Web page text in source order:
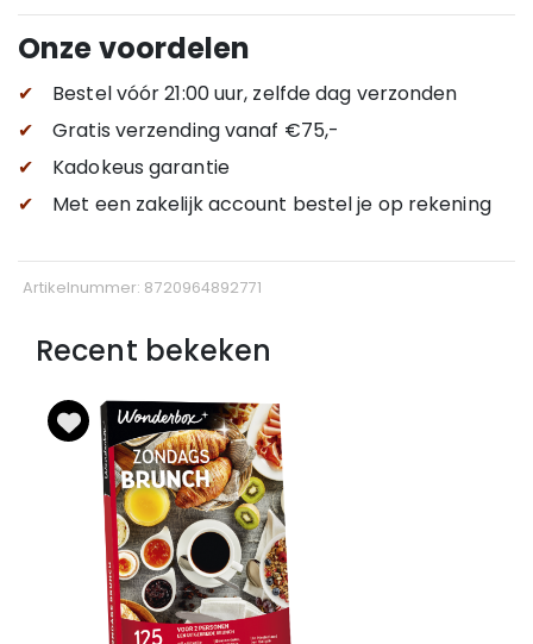
Onze voordelen
✔
Bestel vóór 21:00 uur, zelfde dag verzonden
✔
Gratis verzendingvanaf €75,-
✔
Kadokeus garantie
✔
Met een zakelijk account bestel je op rekening
Artikelnummer: 8720964892771
Recent bekeken